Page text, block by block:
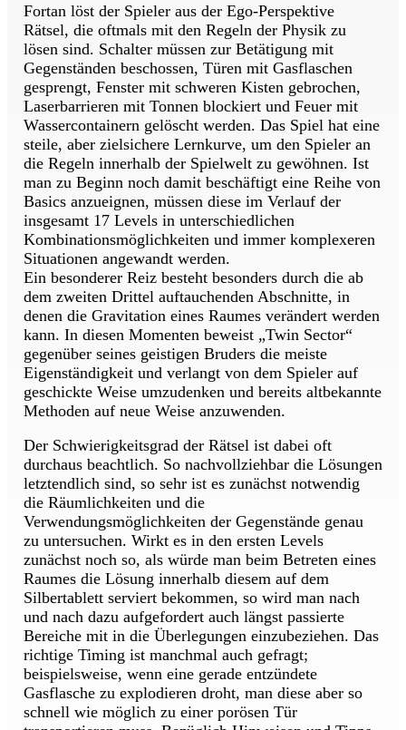
Fortan löst der Spieler aus der Ego-Perspektive
Rätsel, die oftmals mit den Regeln der Physik zu
lösen sind. Schalter müssen zur Betätigung mit
Gegenständen beschossen, Türen mit Gasflaschen
gesprengt, Fenster mit schweren Kisten gebrochen,
Laserbarrieren mit Tonnen blockiert und Feuer mit
Wassercontainern gelöscht werden. Das Spiel hat eine
steile, aber zielsichere Lernkurve, um den Spieler an
die Regeln innerhalb der Spielwelt zu gewöhnen. Ist
man zu Beginn noch damit beschäftigt eine Reihe von
Basics anzueignen, müssen diese im Verlauf der
insgesamt 17 Levels in unterschiedlichen
Kombinationsmöglichkeiten und immer komplexeren
Situationen angewandt werden.
Ein besonderer Reiz besteht besonders durch die ab
dem zweiten Drittel auftauchenden Abschnitte, in
denen die Gravitation eines Raumes verändert werden
kann. In diesen Momenten beweist „Twin Sector“
gegenüber seines geistigen Bruders die meiste
Eigenständigkeit und verlangt von dem Spieler auf
geschickte Weise umzudenken und bereits altbekannte
Methoden auf neue Weise anzuwenden.
Der Schwierigkeitsgrad der Rätsel ist dabei oft
durchaus beachtlich. So nachvollziehbar die Lösungen
letztendlich sind, so sehr ist es zunächst notwendig
die Räumlichkeiten und die
Verwendungsmöglichkeiten der Gegenstände genau
zu untersuchen. Wirkt es in den ersten Levels
zunächst noch so, als würde man beim Betreten eines
Raumes die Lösung innerhalb diesem auf dem
Silbertablett serviert bekommen, so wird man nach
und nach dazu aufgefordert auch längst passierte
Bereiche mit in die Überlegungen einzubeziehen. Das
richtige Timing ist manchmal auch gefragt;
beispielsweise, wenn eine gerade entzündete
Gasflasche zu explodieren droht, man diese aber so
schnell wie möglich zu einer porösen Tür